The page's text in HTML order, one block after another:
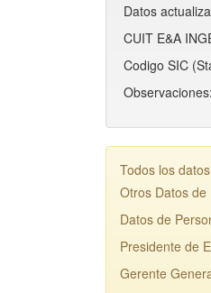
Datos
CUIT E&A
Codigo SIC
Todos los
Otros Datos de
Datos de
Presidente de
Gerente